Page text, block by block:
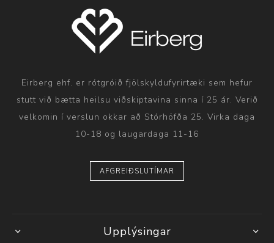
Eirberg ehf. er rótgróið fjölskyldufyrirtæki sem hefur
stutt við bætta heilsu viðskiptavina sinna í 25 ár. Verið
velkomin í verslun okkar að Stórhöfða 25. Virka daga
10-18 og laugardaga 11-16
AFGREIÐSLUTÍMAR
Upplýsingar